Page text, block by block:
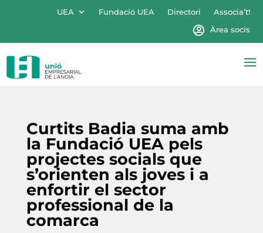
UEA Fundació UEA Directori
Associa’t!
Àrea socis
Curtits Badia suma amb
la Fundació UEA pels
projectes socials que
s’orienten als joves i a
enfortir el sector
professional de la
comarca